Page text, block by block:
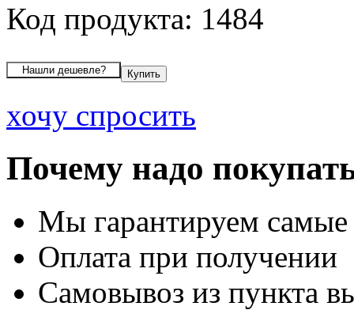
Код продукта: 1484
хочу спросить
Почему надо
Мы гарантируем
Оплата при получении
Самовывоз из пункта